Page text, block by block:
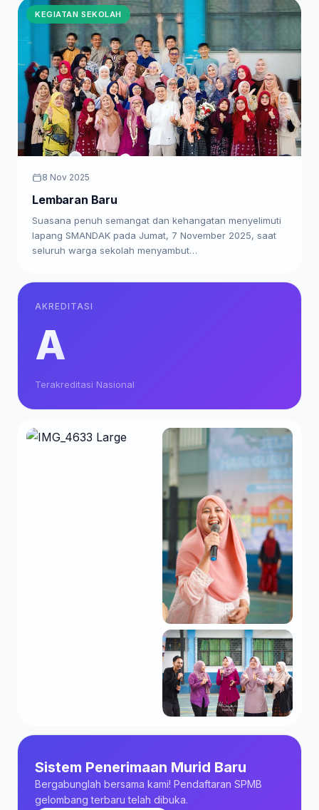
KEGIATAN SEKOLAH
8 Nov 2025
Lembaran Baru
Suasana penuh semangat dan kehangatan menyelimuti
lapang SMANDAK pada Jumat, 7 November 2025, saat
seluruh warga sekolah menyambut…
AKREDITASI
A
Terakreditasi Nasional
Sistem Penerimaan Murid Baru
Bergabunglah bersama kami! Pendaftaran SPMB
gelombang terbaru telah dibuka.